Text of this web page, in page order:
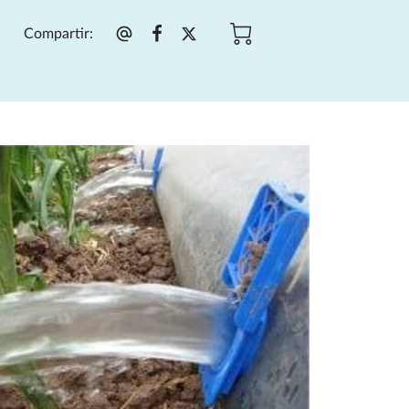
Compartir: